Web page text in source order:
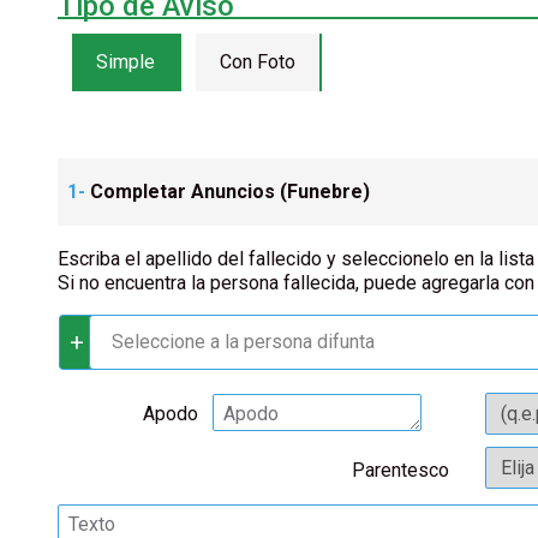
Simple Con Foto
1- Completar Anuncios (Funebre)
Parentesco
Si no encuentra la persona fallecida, puede agregarla con
Apodo
Escriba el apellido del fallecido y seleccionelo en la lista
+ Seleccione a la persona difunta